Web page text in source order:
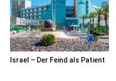
Israel – Der Feind als Patient